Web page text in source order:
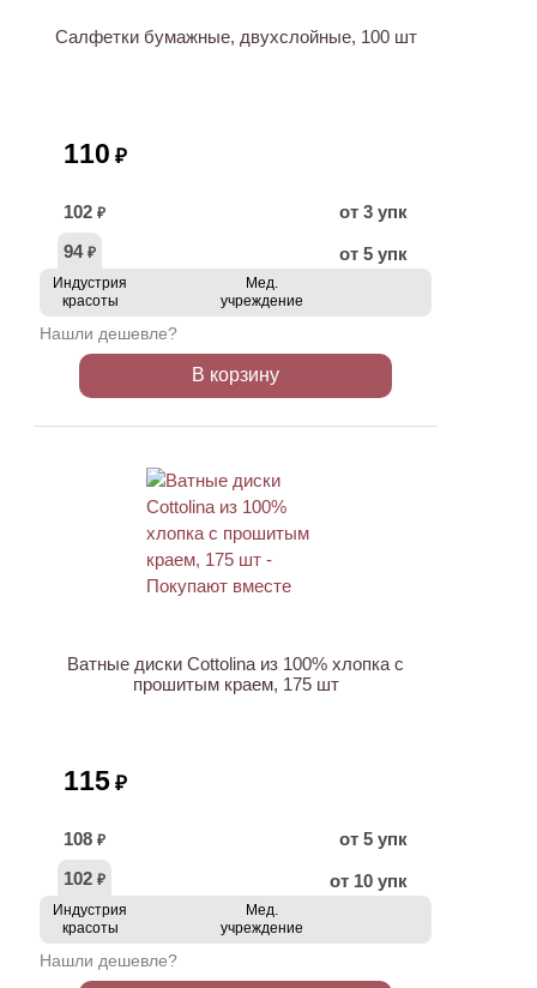
Салфетки бумажные, двухслойные, 100 шт
110 ₽
102 ₽
от 3 упк
94 ₽ от 5 упк
Индустрия
красоты
Мед.
учреждение
Нашли дешевле?
В корзину
Ватные диски Cottolina из 100% хлопка с
прошитым краем, 175 шт
115 ₽
108 ₽
от 5 упк
102 ₽ от 10 упк
Индустрия
красоты
Мед.
учреждение
Нашли дешевле?